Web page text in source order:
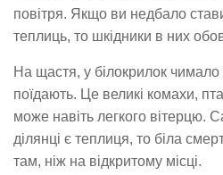
повітря. Якщо ви недбало
теплиць, то шкідники в них
На щастя, у білокрилок чимало
поїдають. Це великі комахи,
може навіть легкого вітерцю.
ділянці є теплиця, то біла
там, ніж на відкритому місці.